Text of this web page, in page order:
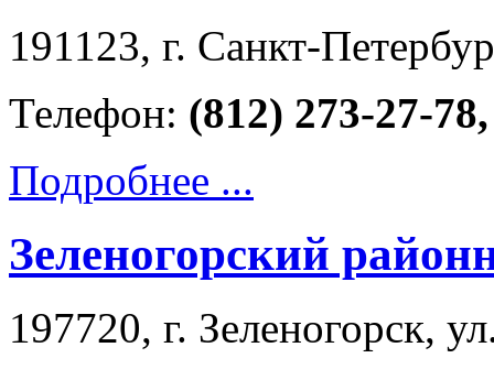
191123, г. Санкт-
Телефон: (812) 273-27-
Подробнее ...
Зеленогорский
197720, г. Зеленогорск,